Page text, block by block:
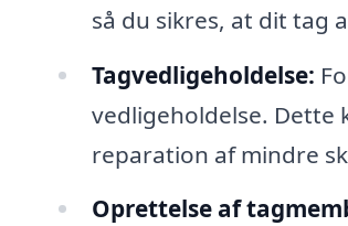
så du sikres, at dit tag
Tagvedligeholdelse:
vedligeholdelse.
reparation af mindre
Oprettelse af